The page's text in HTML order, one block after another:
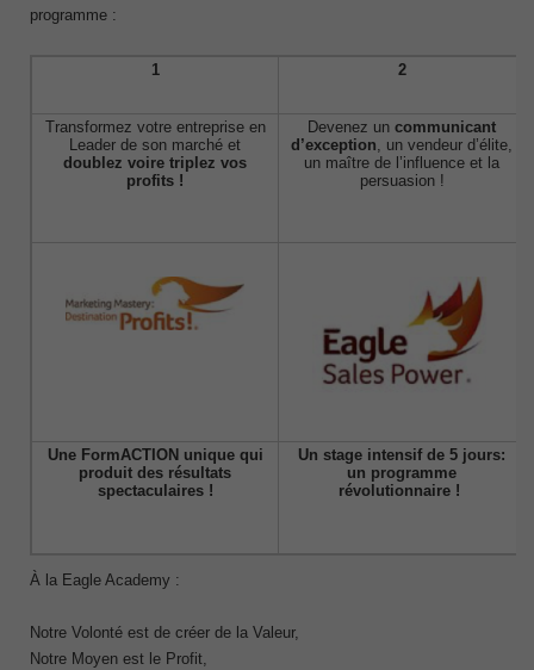
programme :
1 2
Transformez votre entreprise en
Leader de son marché et
doublez voire triplez vos
profits !
Devenez un communicant
d’exception , un vendeur d’élite,
un maître de l’influence et la
persuasion !
Une FormACTION unique qui
produit des résultats
spectaculaires !
Un stage intensif de 5 jours:
un programme
révolutionnaire !
À la Eagle Academy :
Notre Volonté est de créer de la Valeur,
Notre Moyen est le Profit,